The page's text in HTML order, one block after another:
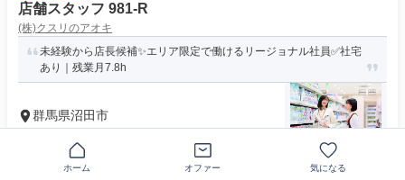
店舗スタッフ 981-R
(株)クスリのアオキ
未経験から店長候補✨エリア限定で働けるリージョナル社員✅社宅
あり｜残業月7.8h
群馬県沼田市
求める人材: ✨必須条件✨ ・高卒以上 ・普通自動車免許（AT
限定可） 職種・業種...
ホーム オファー 気になる